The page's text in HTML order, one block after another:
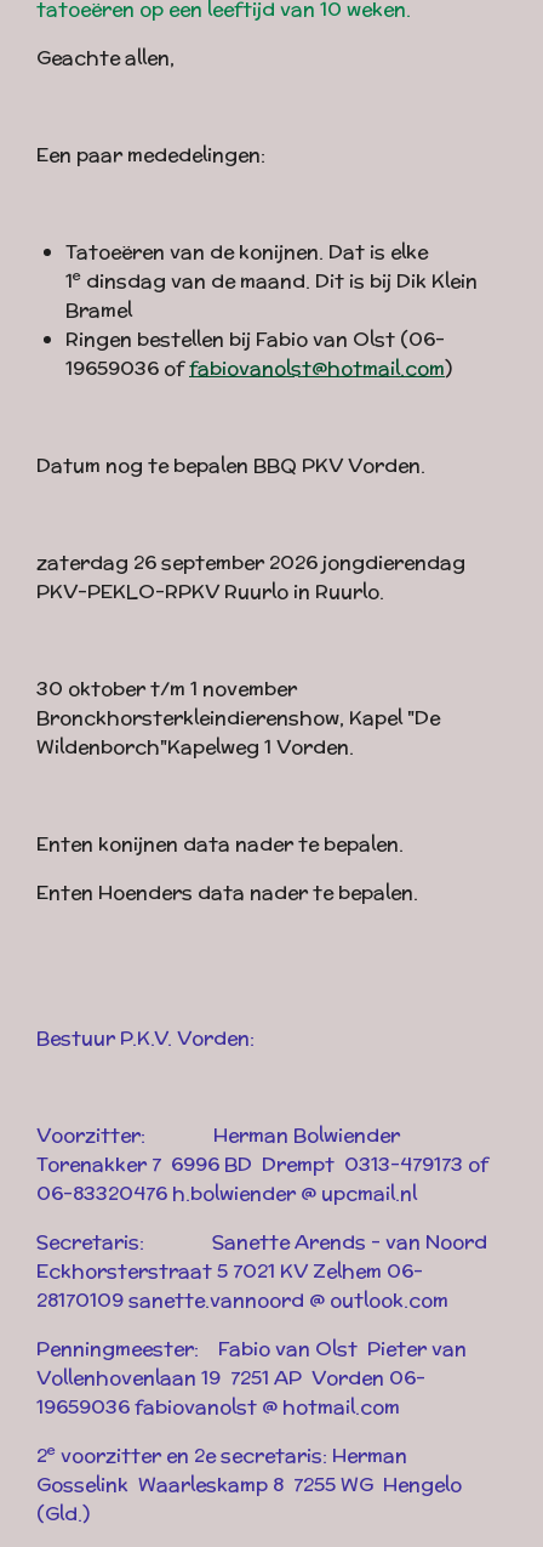
tatoeëren op een leeftijd van 10 weken.
Geachte allen,
Een paar mededelingen:
Tatoeëren van de konijnen. Dat is elke
1e dinsdag van de maand. Dit is bij Dik Klein
Bramel
Ringen bestellen bij Fabio van Olst (06-
19659036 offabiovanolst@hotmail.com)
Datum nog te bepalen BBQ PKV Vorden.
zaterdag 26 september 2026 jongdierendag
PKV-PEKLO-RPKV Ruurlo in Ruurlo.
30 oktober t/m 1 november
Bronckhorsterkleindierenshow, Kapel "De
Wildenborch"Kapelweg 1 Vorden.
Enten konijnen data nader te bepalen.
Enten Hoenders data nader te bepalen.
Bestuur P.K.V. Vorden:
Voorzitter: Herman Bolwiender
Torenakker 7 6996 BD Drempt 0313-479173 of
06-83320476 h.bolwiender @ upcmail.nl
Secretaris: Sanette Arends - van Noord
Eckhorsterstraat 5 7021 KV Zelhem 06-
28170109 sanette.vannoord @ outlook.com
Penningmeester: Fabio van Olst Pieter van
Vollenhovenlaan 19 7251 AP Vorden 06-
19659036fabiovanolst @ hotmail.com
2e voorzitter en 2e secretaris: Herman
Gosselink Waarleskamp 8 7255 WG Hengelo
(Gld.)